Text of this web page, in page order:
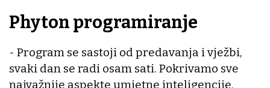
Phyton programiranje
- Program se sastoji od predavanja i vježbi,
svaki dan se radi osam sati. Pokrivamo sve
najvažnije aspekte umjetne inteligencije.